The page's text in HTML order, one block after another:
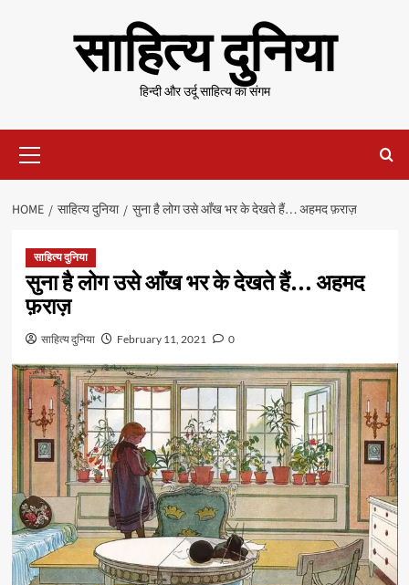
साहित्य दुनिया
हिन्दी और उर्दू साहित्य का संगम
Menu
HOME साहित्य दुनिया सुना है लोग उसे आँख भर के देखते हैं… अहमद फ़राज़
साहित्य दुनिया
सुना है लोग उसे आँख भर के देखते हैं… अहमद
फ़राज़
साहित्य दुनिया February 11, 2021 0